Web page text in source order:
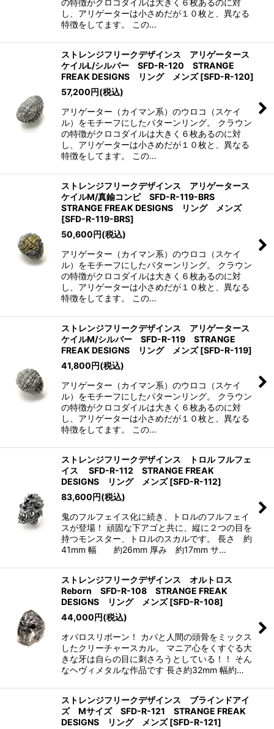
の特徴がクロコダイルは大きく６枚あるのに対
し、アリゲーターは小さめだが１０枚と、異なる
特徴をしてます。 この…
ストレンジフリークデザインス アリゲータース
ケイルL/シルバー SFD-R-120 STRANGE
FREAK DESIGNS リング メンズ [SFD-R-120]
57,200円(税込)
アリゲーター（カイマン系）のウロコ（スケイ
ル）をモチーフにしたパターンリング。 クラウン
の特徴がクロコダイルは大きく６枚あるのに対
し、アリゲーターは小さめだが１０枚と、異なる
特徴をしてます。 この…
ストレンジフリークデザインス アリゲータース
ケイルM/真鍮コンビ SFD-R-119-BRS
STRANGE FREAK DESIGNS リング メンズ
[SFD-R-119-BRS]
50,600円(税込)
アリゲーター（カイマン系）のウロコ（スケイ
ル）をモチーフにしたパターンリング。 クラウン
の特徴がクロコダイルは大きく６枚あるのに対
し、アリゲーターは小さめだが１０枚と、異なる
特徴をしてます。 この…
ストレンジフリークデザインス アリゲータース
ケイルM/シルバー SFD-R-119 STRANGE
FREAK DESIGNS リング メンズ [SFD-R-119]
41,800円(税込)
アリゲーター（カイマン系）のウロコ（スケイ
ル）をモチーフにしたパターンリング。 クラウン
の特徴がクロコダイルは大きく６枚あるのに対
し、アリゲーターは小さめだが１０枚と、異なる
特徴をしてます。 この…
ストレンジフリークデザインス トロル フルフェ
イス SFD-R-112 STRANGE FREAK
DESIGNS リング メンズ [SFD-R-112]
83,600円(税込)
鬼のフルフェイス化に続き、トロルのフルフェイ
スが登場！ 頑固な下アゴと共に、縦に２つの目を
持つモンスター、トロルのスカルです。 長さ 約
41mm 幅 約26mm 厚み 約17mm サ…
ストレンジフリークデザインス オルトロス
Reborn SFD-R-108 STRANGE FREAK
DESIGNS リング メンズ [SFD-R-108]
44,000円(税込)
オバロスリボーン！ カバと人間の頭骨をミックス
したクリーチャースカル。 マニア心をくすぐる大
きな牙は自らの目に刺さろうとしている！！ そん
なヘヴィメタルな作品です 長さ約32mm 幅約…
ストレンジフリークデザインス ブラインドアイ
ズ Mサイズ SFD-R-121 STRANGE FREAK
DESIGNS リング メンズ [SFD-R-121]